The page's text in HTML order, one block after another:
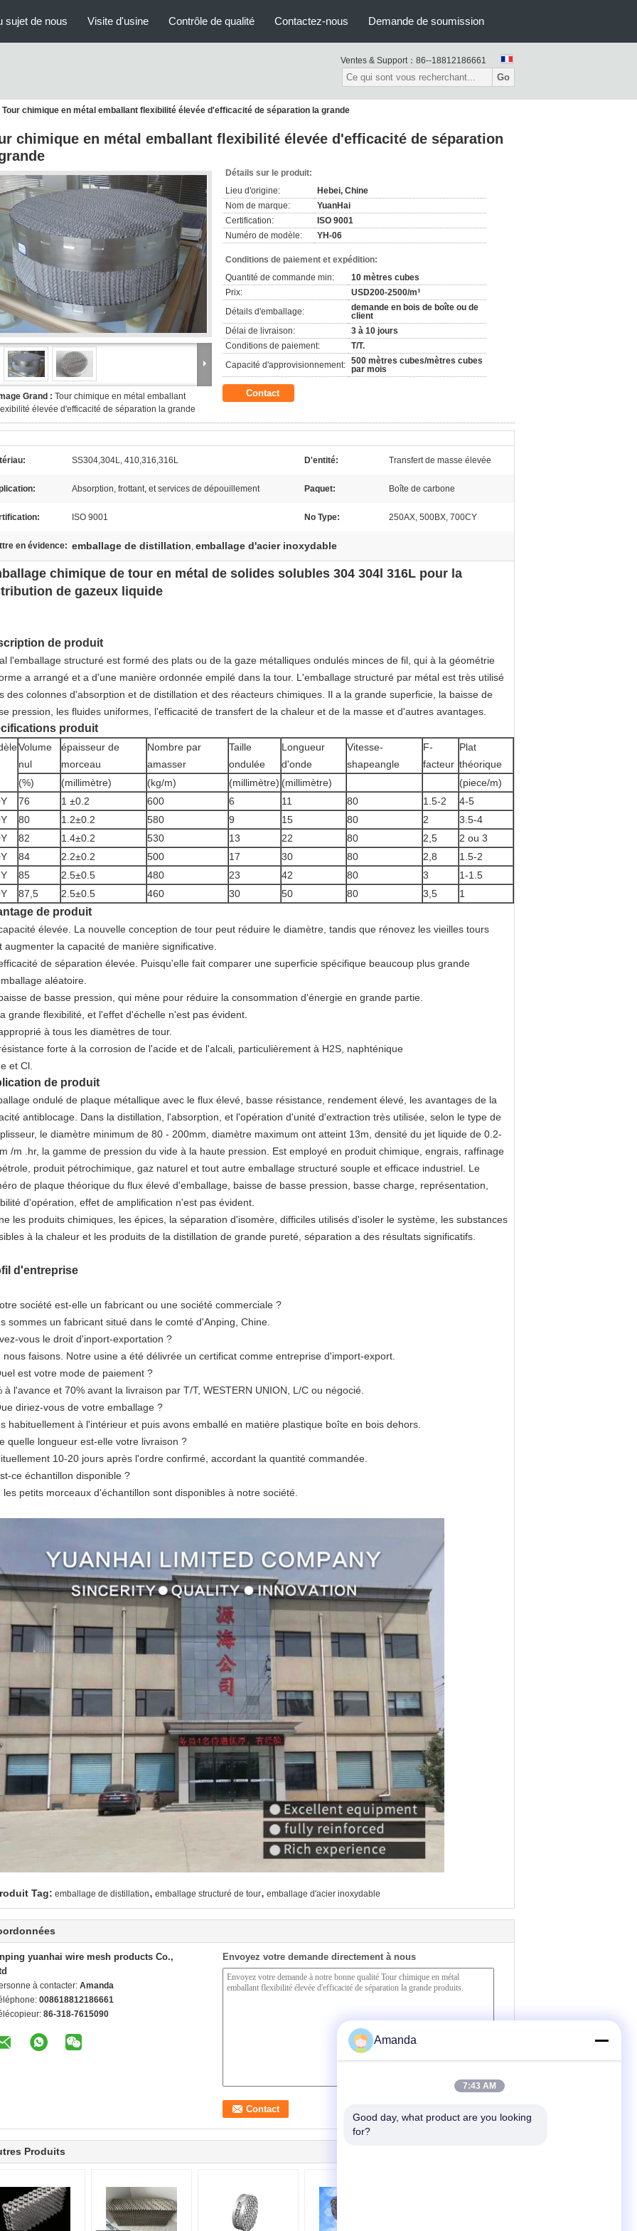
sujet de nous Visite d'usine Contrôle de qualité Contactez-nous Demande de soumission
Ventes & Support： 86--18812186661
Go
Tour chimique en métal emballant flexibilité élevée d'efficacité de séparation la grande
chimique en métal emballant flexibilité élevée d'efficacité de séparation
Grand : Tour chimique en métal emballant
élevée d'efficacité de séparation la grande
Détails sur le produit:
Lieu d'origine:
Hebei, Chine
Nom de marque:
YuanHai
Certification:
ISO 9001
Numéro de modèle:
YH-06
Conditions de paiement et expédition:
Quantité de commande min:
10 mètres cubes
Prix:
USD200-2500/m³
Détails d'emballage:
demande en bois de boîte ou de
client
Délai de livraison:
3 à 10 jours
Conditions de paiement:
T/T.
Capacité d'approvisionnement: 500 mètres cubes/mètres cubes
par mois
Contact
SS304,304L, 410,316,316L D'entité: Transfert de masse élevée
Absorption, frottant, et services de dépouillement Paquet: Boîte de carbone
ISO 9001 No Type: 250AX, 500BX, 700CY
en évidence: emballage de distillation, emballage d'acier inoxydable
chimique de tour en métal de solides solubles 304 304l 316L pour la
de gazeux liquide
de produit
l'emballage structuré est formé des plats ou de la gaze métalliques ondulés minces de fil, qui à la géométrie
a arrangé et a d'une manière ordonnée empilé dans la tour. L'emballage structuré par métal est très utilisé
des colonnes d'absorption et de distillation et des réacteurs chimiques. Il a la grande superficie, la baisse de
pression, les fluides uniformes, l'efficacité de transfert de la chaleur et de la masse et d'autres avantages.
produit
Volume
nul
épaisseur de
morceau
Nombre par
amasser
Taille
ondulée
Longueur
d'onde
Vitesse-
shapeangle
F-
facteur
Plat
théorique
(%)
(millimètre) (kg/m) (millimètre) (millimètre)
(piece/m)
76 1 ±0.2 600 6 11 80 1.5-2
4-5
80 1.2±0.2 580 9 15 80 2
3.5-4
82 1.4±0.2 530 13 22 80 2,5
2 ou 3
84 2.2±0.2 500 17 30 80 2,8
1.5-2
85 2.5±0.5 480 23 42 80 3
1-1.5
87,5 2.5±0.5 460 30 50 80 3,5 1
de produit
élevée. La nouvelle conception de tour peut réduire le diamètre, tandis que rénovez les vieilles tours
augmenter la capacité de manière significative.
de séparation élevée. Puisqu'elle fait comparer une superficie spécifique beaucoup plus grande
aléatoire.
de basse pression, qui mène pour réduire la consommation d'énergie en grande partie.
grande flexibilité, et l'effet d'échelle n'est pas évident.
à tous les diamètres de tour.
forte à la corrosion de l'acide et de l'alcali, particulièrement à H2S, naphténique
et Cl.
de produit
ondulé de plaque métallique avec le flux élevé, basse résistance, rendement élevé, les avantages de la
antiblocage. Dans la distillation, l'absorption, et l'opération d'unité d'extraction très utilisée, selon le type de
le diamètre minimum de 80 - 200mm, diamètre maximum ont atteint 13m, densité du jet liquide de 0.2-
/m .hr, la gamme de pression du vide à la haute pression. Est employé en produit chimique, engrais, raffinage
produit pétrochimique, gaz naturel et tout autre emballage structuré souple et efficace industriel. Le
de plaque théorique du flux élevé d'emballage, baisse de basse pression, basse charge, représentation,
d'opération, effet de amplification n'est pas évident.
les produits chimiques, les épices, la séparation d'isomère, difficiles utilisés d'isoler le système, les substances
à la chaleur et les produits de la distillation de grande pureté, séparation a des résultats significatifs.
d'entreprise
société est-elle un fabricant ou une société commerciale ?
sommes un fabricant situé dans le comté d'Anping, Chine.
vous le droit d'inport-exportation ?
nous faisons. Notre usine a été délivrée un certificat comme entreprise d'import-export.
est votre mode de paiement ?
à l'avance et 70% avant la livraison par T/T, WESTERN UNION, L/C ou négocié.
diriez-vous de votre emballage ?
habituellement à l'intérieur et puis avons emballé en matière plastique boîte en bois dehors.
quelle longueur est-elle votre livraison ?
10-20 jours après l'ordre confirmé, accordant la quantité commandée.
ce échantillon disponible ?
les petits morceaux d'échantillon sont disponibles à notre société.
Tag: emballage de distillation, emballage structuré de tour, emballage d'acier inoxydable
yuanhai wire mesh products Co.,
à contacter: Amanda
008618812186661
86-318-7615090
Envoyez votre demande directement à nous
Produits
Amanda
7:43 AM
Good day, what product are you looking
for?